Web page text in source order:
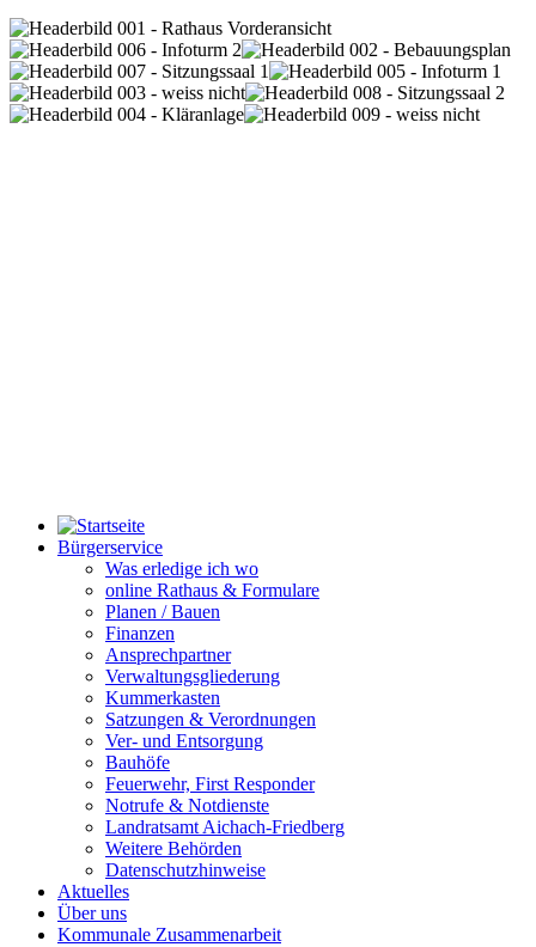
Bürgerservice
Was erledige ich wo
online Rathaus & Formulare
Planen / Bauen
Finanzen
Ansprechpartner
Verwaltungsgliederung
Kummerkasten
Satzungen & Verordnungen
Ver- und Entsorgung
Bauhöfe
Feuerwehr, First Responder
Notrufe & Notdienste
Landratsamt Aichach-Friedberg
Weitere Behörden
Datenschutzhinweise
Aktuelles
Über uns
Kommunale Zusammenarbeit